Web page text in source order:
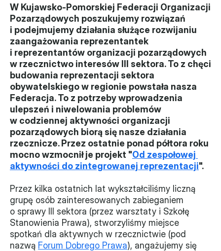
Projekty
XVII forum NGO
Projekt z powiatem
Przystąp
Członkostwo
Procedura
Monitorujemy
Działania z ostatnich lat
Forum Dobrego Prawa
Certyfikujemy
Certyfikat
W Kujawsko-Pomorskiej Federacji Organizacji
Pozarządowych poszukujemy rozwiązań
i podejmujemy działania służące rozwijaniu
zaangażowania reprezentantek
i reprezentantów organizacji pozarządowych
w rzecznictwo interesów III sektora. To z chęci
budowania reprezentacji sektora
obywatelskiego w regionie powstała nasza
Federacja. To z potrzeby wprowadzenia
ulepszeń i niwelowania problemów
w codziennej aktywności organizacji
pozarządowych biorą się nasze działania
rzecznicze. Przez ostatnie ponad półtora roku
mocno wzmocnił je projekt "Od zespołowej
aktywności do zintegrowanej reprezentacji".
Przez kilka ostatnich lat wykształciliśmy liczną
grupę osób zainteresowanych zabieganiem
o sprawy III sektora (przez warsztaty i Szkołę
Stanowienia Prawa), stworzyliśmy miejsce
spotkań dla aktywnych w rzecznictwie (pod
nazwą Forum Dobrego Prawa), angażujemy się